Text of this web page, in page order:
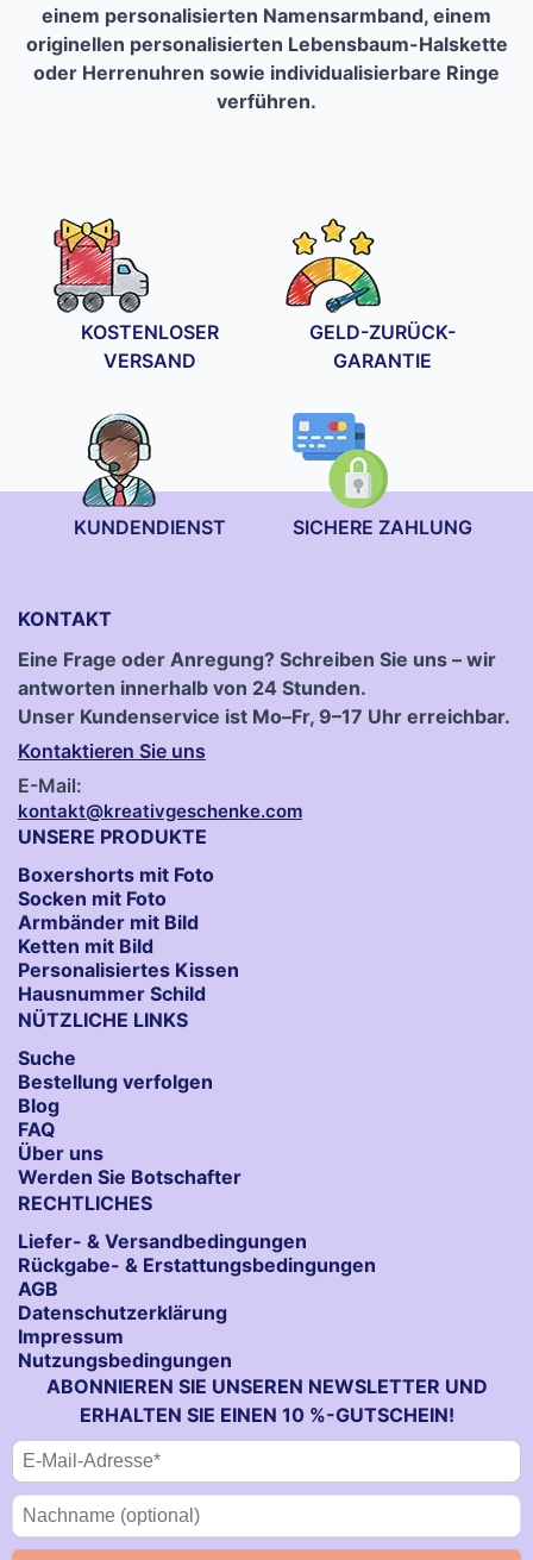
einem personalisierten Namensarmband, einem
originellen personalisierten Lebensbaum-Halskette
oder Herrenuhren sowie individualisierbare Ringe
verführen.
KOSTENLOSER
VERSAND
GELD-ZURÜCK-
GARANTIE
KUNDENDIENST SICHERE ZAHLUNG
KONTAKT
Eine Frage oder Anregung? Schreiben Sie uns – wir
antworten innerhalb von 24 Stunden.
Unser Kundenservice ist Mo–Fr, 9–17 Uhr erreichbar.
Kontaktieren Sie uns
E-Mail:
kontakt@kreativgeschenke.com
UNSERE PRODUKTE
Boxershorts mit Foto
Socken​ mit Foto
Armbänder mit Bild​
Ketten mit Bild
Personalisiertes Kissen
Hausnummer Schild
NÜTZLICHE LINKS
Suche
Bestellung verfolgen
Blog
FAQ
Über uns
Werden Sie Botschafter
RECHTLICHES
Liefer- & Versandbedingungen
Rückgabe- & Erstattungsbedingungen
AGB
Datenschutzerklärung
Impressum
Nutzungsbedingungen
ABONNIEREN SIE UNSEREN NEWSLETTER UND
ERHALTEN SIE EINEN 10 %-GUTSCHEIN!